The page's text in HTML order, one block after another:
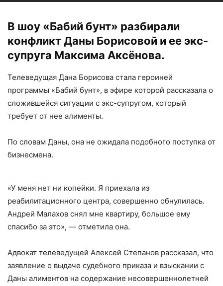
В шоу «Бабий бунт» разбирали
конфликт Даны Борисовой и ее экс-
супруга Максима Аксёнова.
Телеведущая Дана Борисова стала героиней
программы «Бабий бунт», в эфире которой рассказала о
сложившейся ситуации с экс-супругом, который
требует от нее алименты.
По словам Даны, она не ожидала подобного поступка от
бизнесмена.
«У меня нет ни копейки. Я приехала из
реабилитационного центра, совершенно обнулилась.
Андрей Малахов снял мне квартиру, большое ему
спасибо за это», — отметила она.
Адвокат телеведущей Алексей Степанов рассказал, что
заявление о выдаче судебного приказа и взыскании с
Даны алиментов на содержание несовершеннолетней